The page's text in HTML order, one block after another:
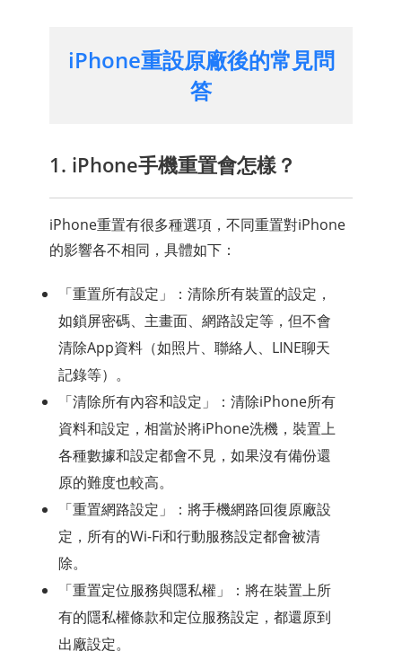
iPhone重設原廠後的常見問
答
1. iPhone手機重置會怎樣？
iPhone重置有很多種選項，不同重置對iPhone
的影響各不相同，具體如下：
「重置所有設定」：清除所有裝置的設定，
如鎖屏密碼、主畫面、網路設定等，但不會
清除App資料（如照片、聯絡人、LINE聊天
記錄等）。
「清除所有內容和設定」：清除iPhone所有
資料和設定，相當於將iPhone洗機，裝置上
各種數據和設定都會不見，如果沒有備份還
原的難度也較高。
「重置網路設定」：將手機網路回復原廠設
定，所有的Wi-Fi和行動服務設定都會被清
除。
「重置定位服務與隱私權」：將在裝置上所
有的隱私權條款和定位服務設定，都還原到
出廠設定。